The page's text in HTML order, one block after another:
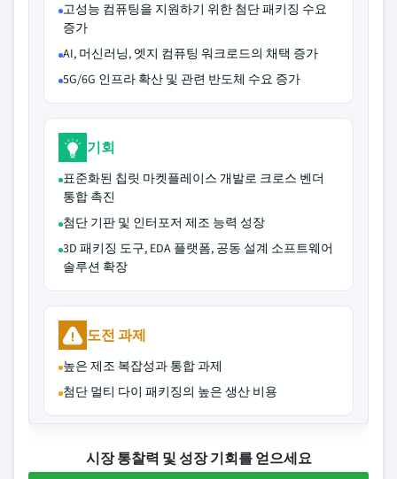
고성능 컴퓨팅을 지원하기 위한 첨단 패키징 수요
증가
AI, 머신러닝, 엣지 컴퓨팅 워크로드의 채택 증가
5G/6G 인프라 확산 및 관련 반도체 수요 증가
기회
표준화된 칩릿 마켓플레이스 개발로 크로스 벤더
통합 촉진
첨단 기판 및 인터포저 제조 능력 성장
3D 패키징 도구, EDA 플랫폼, 공동 설계 소프트웨어
솔루션 확장
도전 과제
높은 제조 복잡성과 통합 과제
첨단 멀티 다이 패키징의 높은 생산 비용
시장 통찰력 및 성장 기회를 얻으세요